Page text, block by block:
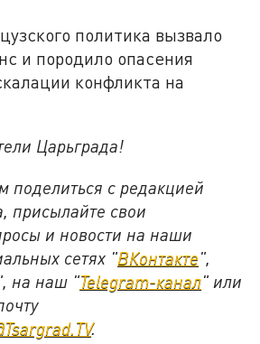
политика вызвало
и породило опасения
конфликта на
Царьграда!
поделиться с редакцией
присылайте свои
и новости на наши
сетях "ВКонтакте",
на наш "Telegram-канал" или
.